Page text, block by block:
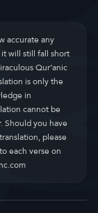
accurate any
will still fall short
Qur’anic
is only the
in
cannot be
Should you have
please
each verse on